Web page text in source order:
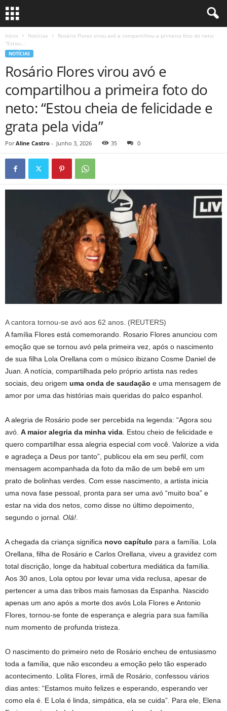
Início Notícias
Rosário Flores virou avó e compartilhou a primeira foto do neto:
“Estou...
NOTÍCIAS
Rosário Flores virou avó e
compartilhou a primeira foto do
neto: “Estou cheia de felicidade e
grata pela vida”
Por Aline Castro - Junho 3, 2026 35 0
A cantora tornou-se avó aos 62 anos. (REUTERS)
A família Flores está comemorando. Rosario Flores anunciou com
emoção que se tornou avó pela primeira vez, após o nascimento
de sua filha Lola Orellana com o músico ibizano Cosme Daniel de
Juan. A notícia, compartilhada pelo próprio artista nas redes
sociais, deu origem uma onda de saudação e uma mensagem de
amor por uma das histórias mais queridas do palco espanhol.
A alegria de Rosário pode ser percebida na legenda: “Agora sou
avó. A maior alegria da minha vida . Estou cheio de felicidade e
quero compartilhar essa alegria especial com você. Valorize a vida
e agradeça a Deus por tanto”, publicou ela em seu perfil, com
mensagem acompanhada da foto da mão de um bebê em um
prato de bolinhas verdes. Com esse nascimento, a artista inicia
uma nova fase pessoal, pronta para ser uma avó “muito boa” e
estar na vida dos netos, como disse no último depoimento,
segundo o jornal. Olá!
A chegada da criança significa novo capítulo para a família. Lola
Orellana, filha de Rosário e Carlos Orellana, viveu a gravidez com
total discrição, longe da habitual cobertura mediática da família.
Aos 30 anos, Lola optou por levar uma vida reclusa, apesar de
pertencer a uma das tribos mais famosas da Espanha. Nascido
apenas um ano após a morte dos avós Lola Flores e Antonio
Flores, tornou-se fonte de esperança e alegria para sua família
num momento de profunda tristeza.
O nascimento do primeiro neto de Rosário encheu de entusiasmo
toda a família, que não escondeu a emoção pelo tão esperado
acontecimento. Lolita Flores, irmã de Rosário, confessou vários
dias antes: “Estamos muito felizes e esperando, esperando ver
como ela é. E Lola é linda, simpática, ela se cuida”. Para ele, Elena